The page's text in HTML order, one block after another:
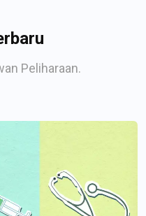
Peliharaan.